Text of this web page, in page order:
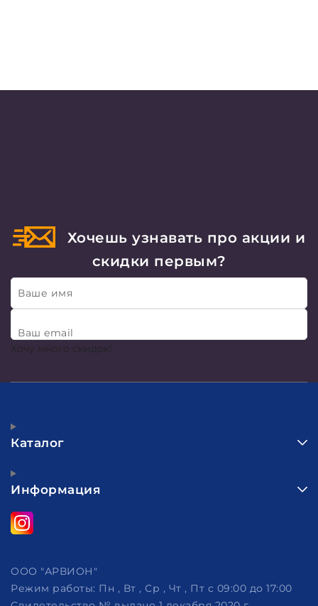
Хочешь узнавать про акции и
скидки первым?
Ваше имя
Ваш email
Хочу много скидок!
Каталог
Информация
ООО "АРВИОН"
Режим работы: Пн , Вт , Ср , Чт , Пт c 09:00 до 17:00